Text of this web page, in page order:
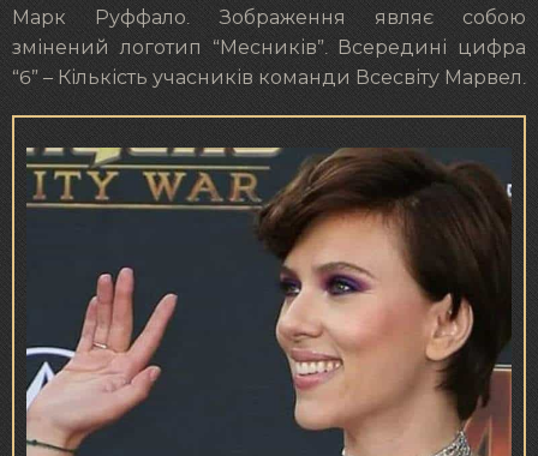
Марк Руффало. Зображення являє собою
змінений логотип “Месників”. Всередині цифра
“6” – Кількість учасників команди Всесвіту Марвел.